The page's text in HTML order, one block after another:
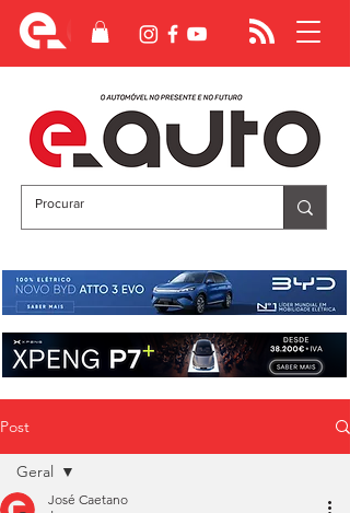
Post
Geral
José Caetano